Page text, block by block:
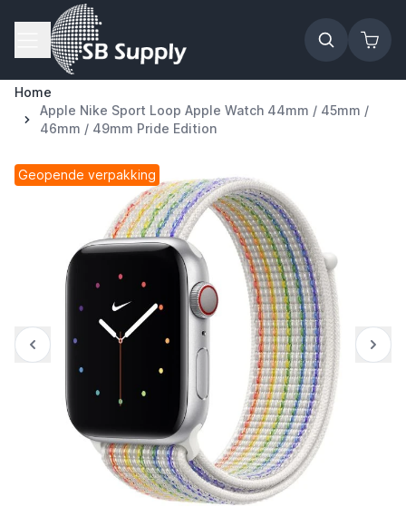
Ga naar de inhoud
Home
Apple Nike Sport Loop Apple Watch 44mm / 45mm /
46mm / 49mm Pride Edition
Geopende verpakking